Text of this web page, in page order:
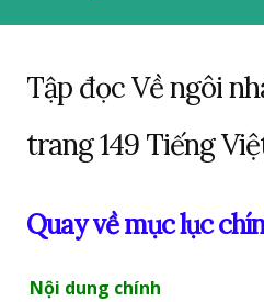
Tập đọc Về ngôi
trang 149 Tiếng
Quay về mục lục
Nội dung chính